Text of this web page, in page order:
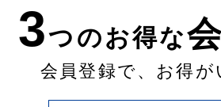
3つのお得な
会員登録で、お得が